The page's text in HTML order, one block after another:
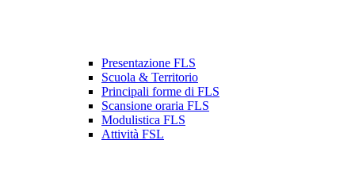
Presentazione FLS
Scuola & Territorio
Principali forme di FLS
Scansione oraria FLS
Modulistica FLS
Attività FSL